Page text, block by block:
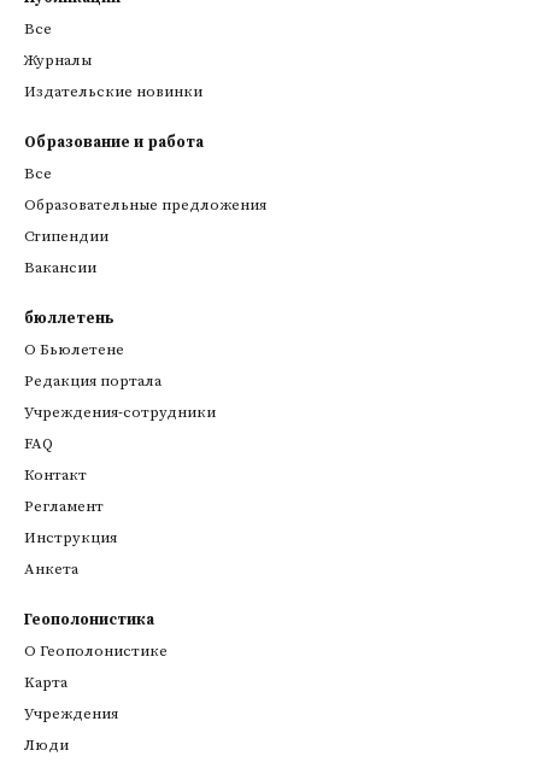
Все
Журналы
Издательские новинки
Образование и работа
Все
Образовательные предложения
Стипендии
Вакансии
бюллетень
О Бьюлетене
Редакция портала
Учреждения-сотрудники
FAQ
Контакт
Регламент
Инструкция
Анкета
Геополонистика
О Геополонистике
Kарта
Учреждения
Люди